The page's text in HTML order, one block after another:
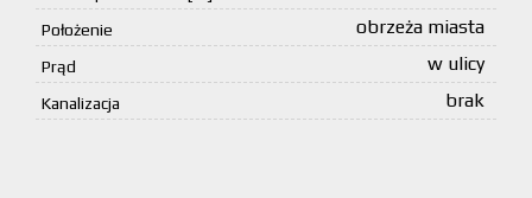
Położenie obrzeża miasta
Prąd w ulicy
Kanalizacja brak